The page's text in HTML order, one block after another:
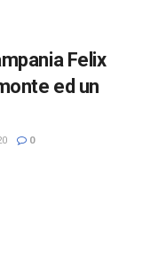
Felix
ed un
0